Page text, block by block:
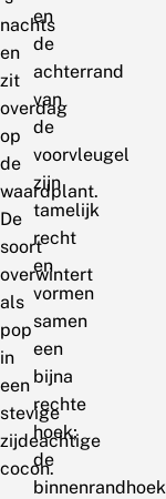
nachts
en
zit
overdag
op
de
waardplant.
De
soort
overwintert
als
pop
in
een
stevige
zijdeachtige
cocon.
en
de
achterrand
van
de
voorvleugel
zijn
tamelijk
recht
en
vormen
samen
een
bijna
rechte
hoek;
de
binnenrandhoek